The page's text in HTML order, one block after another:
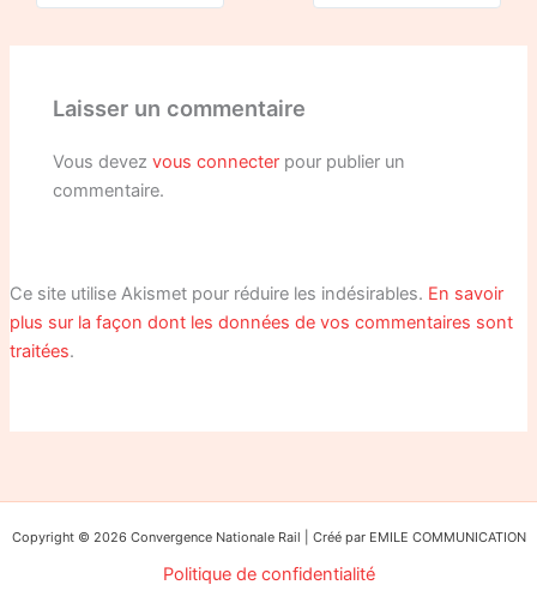
Laisser un commentaire
Vous devezvous connecter pour publier un
commentaire.
Ce site utilise Akismet pour réduire les indésirables. En savoir
plus sur la façon dont les données de vos commentaires sont
traitées.
Copyright © 2026 Convergence Nationale Rail | Créé par EMILE COMMUNICATION
Politique de confidentialité